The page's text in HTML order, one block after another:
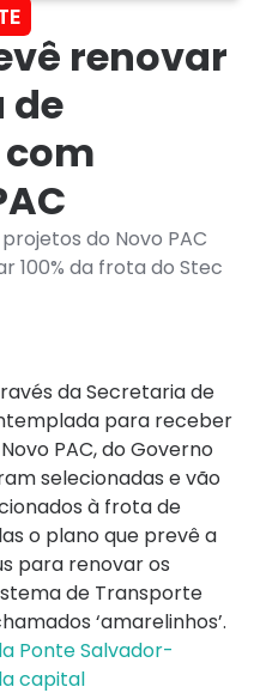
renovar
de
do Novo PAC
100% da frota do Stec
da Secretaria de
para receber
PAC, do Governo
selecionadas e vão
à frota de
o plano que prevê a
para renovar os
de Transporte
‘amarelinhos’.
Ponte Salvador-
capital